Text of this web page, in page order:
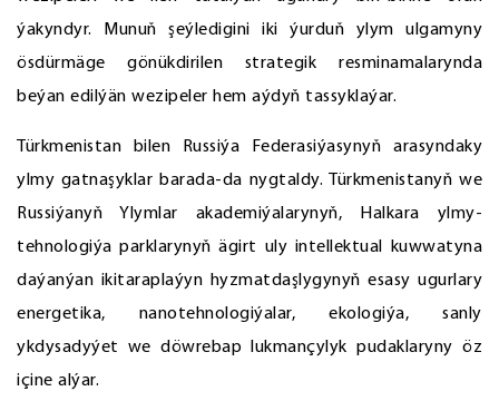
ýakyndyr. Munuň şeýledigini iki ýurduň ylym ulgamyny
ösdürmäge gönükdirilen strategik resminamalarynda
beýan edilýän wezipeler hem aýdyň tassyklaýar.
Türkmenistan bilen Russiýa Federasiýasynyň arasyndaky
ylmy gatnaşyklar barada-da nygtaldy. Türkmenistanyň we
Russiýanyň Ylymlar akademiýalarynyň, Halkara ylmy-
tehnologiýa parklarynyň ägirt uly intellektual kuwwatyna
daýanýan ikitaraplaýyn hyzmatdaşlygynyň esasy ugurlary
energetika, nanotehnologiýalar, ekologiýa, sanly
ykdysadyýet we döwrebap lukmançylyk pudaklaryny öz
içine alýar.